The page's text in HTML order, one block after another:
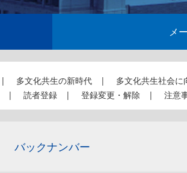
メ
多文化共生の新時代
多文化共生社会に
読者登録 登録変更・解除 注意
バックナンバー